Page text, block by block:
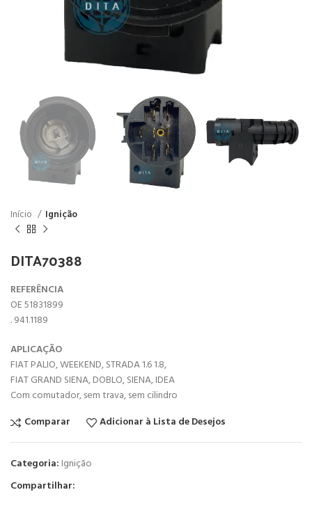
Início Ignição
DITA70388
REFERÊNCIA
OE 51831899
. 941.1189
APLICAÇÃO
FIAT PALIO, WEEKEND, STRADA 1.6 1.8,
FIAT GRAND SIENA, DOBLO, SIENA, IDEA
Com comutador, sem trava, sem cilindro
Comparar
Adicionar à Lista de Desejos
Categoria: Ignição
Compartilhar: